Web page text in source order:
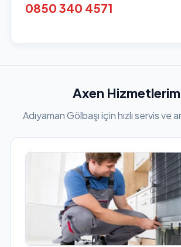
0850 340 4571
Axen
Adıyaman Gölbaşı için hızlı servis ve